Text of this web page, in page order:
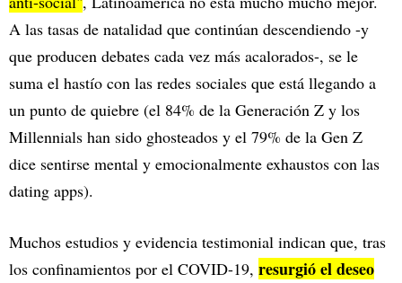
A las tasas de natalidad que continúan descendiendo -y
que producen debates cada vez más acalorados-, se le
suma el hastío con las redes sociales que está llegando a
un punto de quiebre (el 84% de la Generación Z y los
Millennials han sido ghosteados y el 79% de la Gen Z
dice sentirse mental y emocionalmente exhaustos con las
dating apps).
Muchos estudios y evidencia testimonial indican que, tras
los confinamientos por el COVID-19, resurgió el deseo